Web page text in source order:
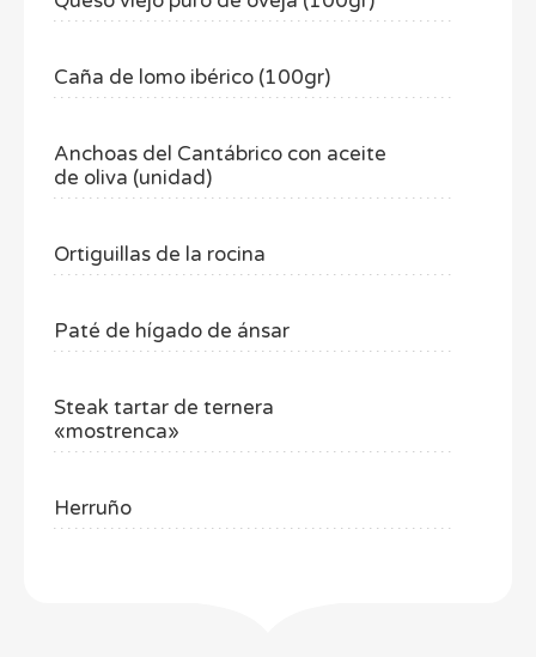
Caña de lomo ibérico (100gr)
Anchoas del Cantábrico con aceite
de oliva (unidad)
Ortiguillas de la rocina
Paté de hígado de ánsar
Steak tartar de ternera
«mostrenca»
Herruño